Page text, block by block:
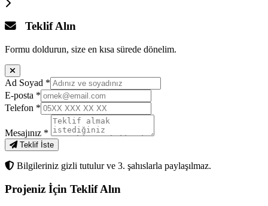
Teklif Alın
Formu doldurun, size en kısa sürede dönelim.
Ad Soyad *
E-posta *
Telefon *
Mesajınız *
Teklif İste
Bilgileriniz gizli tutulur ve 3. şahıslarla paylaşılmaz.
Projeniz İçin Teklif Alın